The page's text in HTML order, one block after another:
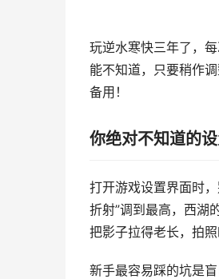
玩逆水寒快三年了，
能不知道，只要稍作
备用！
你绝对不知道的
打开游戏设置界面时
折射”调到最高，西湖
把影子拉得老长，拍照
新手最容易踩的坑是